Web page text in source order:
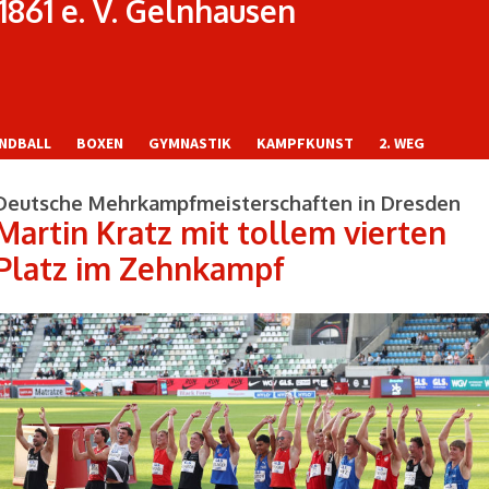
e. V. Gelnhausen
BOXEN GYMNASTIK KAMPFKUNST 2. WEG
Mehrkampfmeisterschaften in Dresden
Kratz mit tollem vierten
im Zehnkampf